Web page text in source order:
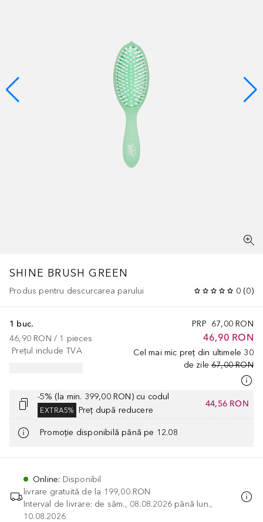
SHINE BRUSH GREEN
Produs pentru descurcarea parului 0 (0)
PRP 67,00 RON
46,90 RON
Cel mai mic preț din ultimele 30
de zile 67,00 RON
1 buc.
46,90 RON / 1 pieces
Prețul include TVA
-5% (la min. 399,00 RON) cu codul
EXTRA5% Preț după reducere
44,56 RON
Promoție disponibilă până pe 12.08
Online: Disponibil
livrare gratuită de la 199,00 RON
Interval de livrare: de sâm., 08.08.2026 până lun.,
10.08.2026